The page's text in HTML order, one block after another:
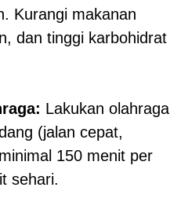
Kurangi makanan
dan tinggi karbohidrat
Lakukan olahraga
(jalan cepat,
150 menit per
sehari.